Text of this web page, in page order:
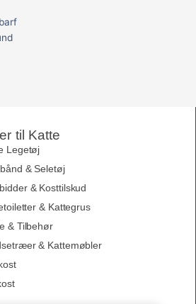
til Katte
Legetøj
& Seletøj
& Kosttilskud
& Kattegrus
& Tilbehør
& Kattemøbler